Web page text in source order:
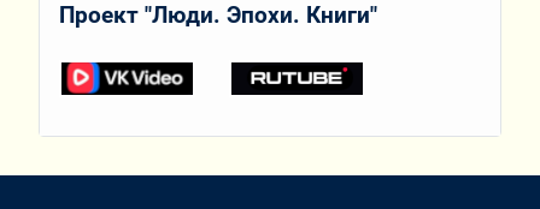
Проект "Люди. Эпохи. Книги"